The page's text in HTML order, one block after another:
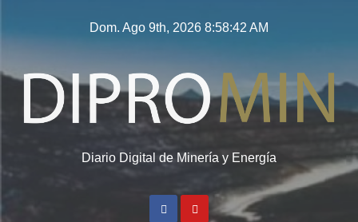
Dom. Ago 9th, 2026 8:58:42 AM
Diario Digital de Minería y Energía